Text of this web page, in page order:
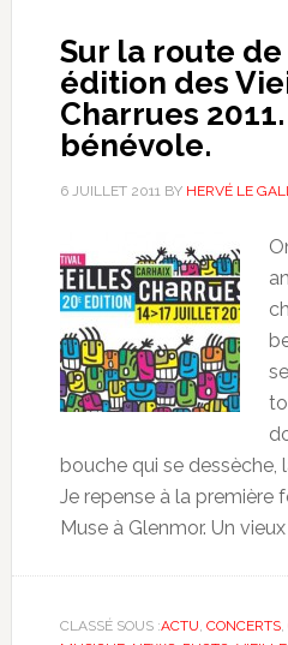
Sur la route
édition des
Charrues
bénévole.
6 JUILLET 2011 BY HERVÉ LE GALL
bouche qui se dessèche,
Je repense à la première
Muse à Glenmor. Un vieux
CLASSÉ SOUS :ACTU CONCERTS,